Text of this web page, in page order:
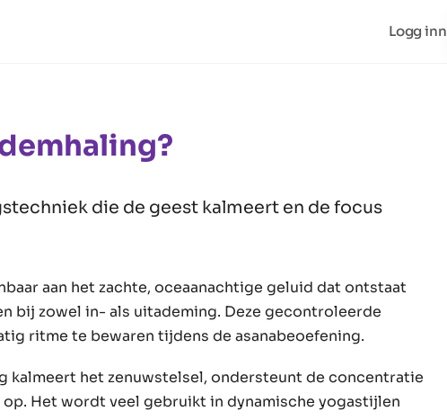
Logg inn
die de geest kalmeert en de focus
aan het zachte, oceaanachtige geluid dat ontstaat
bij zowel in- als uitademing. Deze gecontroleerde
ritme te bewaren tijdens de asanabeoefening.
kalmeert het zenuwstelsel, ondersteunt de concentratie
Het wordt veel gebruikt in dynamische yogastijlen